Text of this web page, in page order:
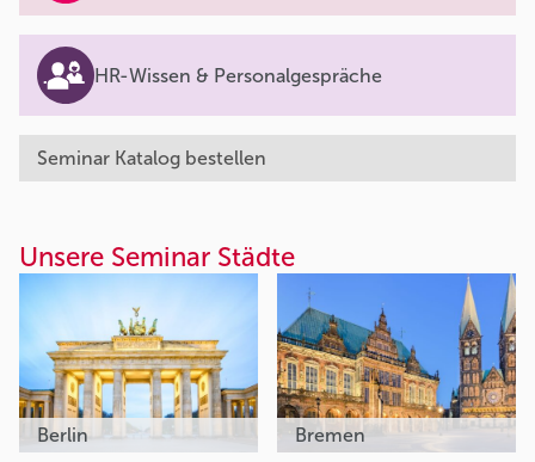
HR-Wissen & Personalgespräche
Seminar Katalog bestellen
Unsere Seminar Städte
Berlin Bremen